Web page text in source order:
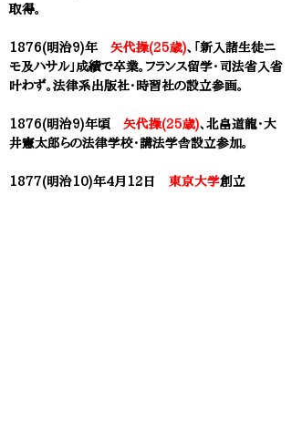
取得。
1876(明治9)年 矢代操(25歳)、「新入諸生徒ニ
モ及ハサル」成績で卒業。フランス留学・司法省入省
叶わず。法律系出版社・時習社の設立参画。
1876(明治9)年頃 矢代操(25歳)、北畠道龍・大
井憲太郎らの法律学校・講法学舎設立参加。
1877(明治10)年4月12日 東京大学創立